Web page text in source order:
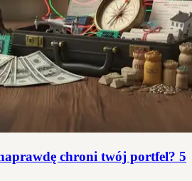
chroni twój portfel? 5